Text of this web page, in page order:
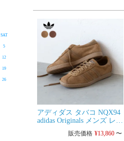
SAT
5
12
19
26
アディダス タバコ NQX94
adidas Originals メンズ レデ
ズ オリジナルス
販売価格 ¥13,860 〜